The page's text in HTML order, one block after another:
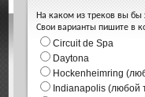
На каком из треков вы бы
Свои варианты пишите в
Circuit de Spa
Daytona
Hockenheimring
Indianapolis (любой